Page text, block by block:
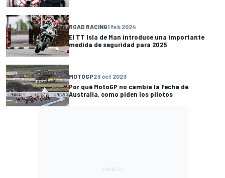
ROAD RACING1 feb 2024
El TT Isla de Man introduce una importante
medida de seguridad para 2025
MOTOGP23 oct 2023
Por qué MotoGP no cambia la fecha de
Australia, como piden los pilotos